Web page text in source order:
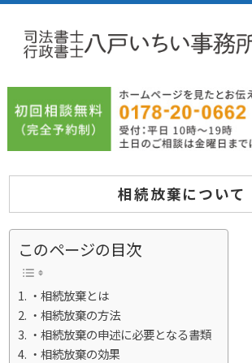
相続放棄について
このページの目次
・相続放棄とは
・相続放棄の方法
・相続放棄の申述に必要となる書類
・相続放棄の効果